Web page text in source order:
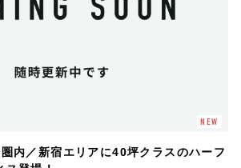
NEW
圏内／新宿エリアに40坪クラスのハーフ